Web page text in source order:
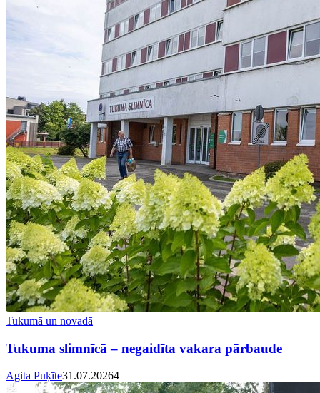
Tukumā un novadā
Tukuma slimnīcā – negaidīta vakara pārbaude
Agita Puķīte31.07.20264